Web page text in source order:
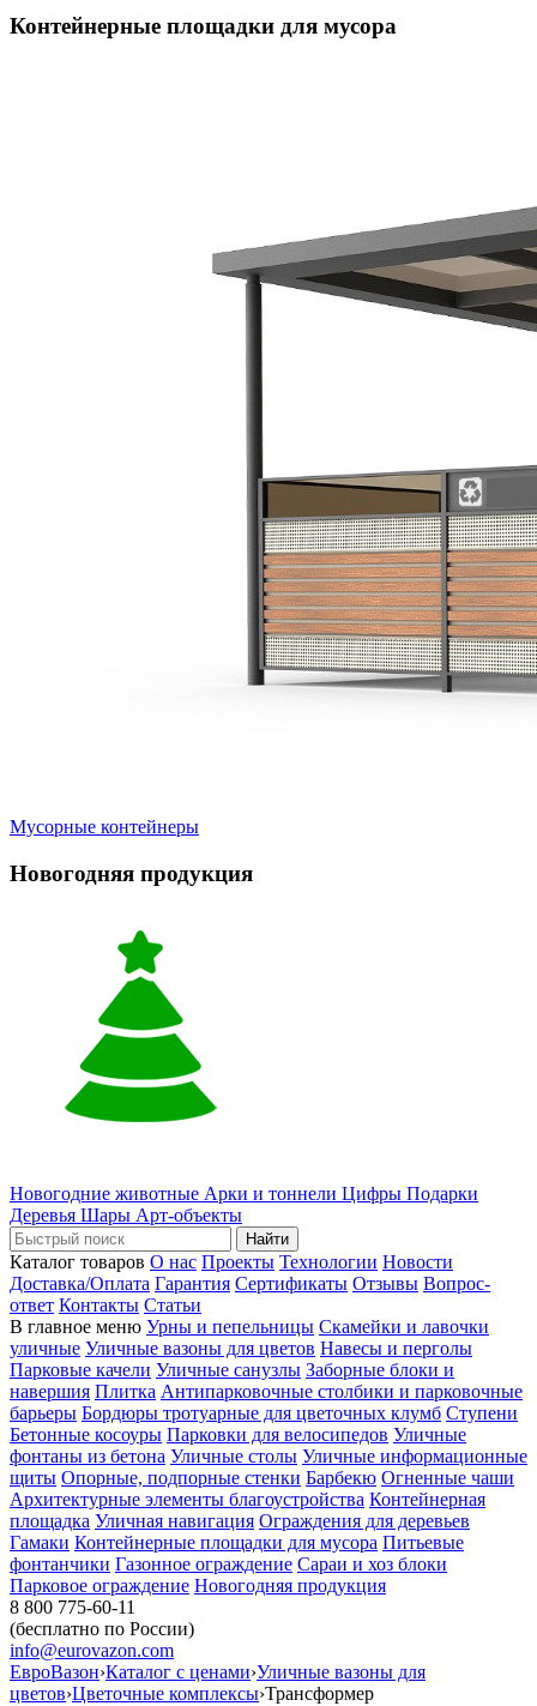
Контейнерные площадки для мусора
Мусорные контейнеры
Новогодняя продукция
Новогодние животные Арки и тоннели Цифры Подарки
Деревья Шары Арт-объекты
Найти
Каталог товаров О нас Проекты Технологии Новости
Доставка/Оплата Гарантия Сертификаты Отзывы Вопрос-
ответ Контакты Статьи
В главное меню Урны и пепельницы Скамейки и лавочки
уличные Уличные вазоны для цветов Навесы и перголы
Парковые качели Уличные санузлы Заборные блоки и
навершия Плитка Антипарковочные столбики и парковочные
барьеры Бордюры тротуарные для цветочных клумб Ступени
Бетонные косоуры Парковки для велосипедов Уличные
фонтаны из бетона Уличные столы Уличные информационные
щиты Опорные, подпорные стенки Барбекю Огненные чаши
Архитектурные элементы благоустройства Контейнерная
площадка Уличная навигация Ограждения для деревьев
Гамаки Контейнерные площадки для мусора Питьевые
фонтанчики Газонное ограждение Сараи и хоз блоки
Парковое ограждение Новогодняя продукция
8 800 775-60-11
(бесплатно по России)
info@eurovazon.com
ЕвроВазон›Каталог с ценами›Уличные вазоны для
цветов›Цветочные комплексы›Трансформер